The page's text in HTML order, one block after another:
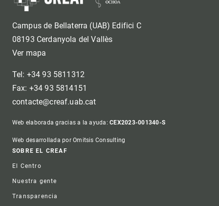
Campus de Bellaterra (UAB) Edifici C
08193 Cerdanyola del Vallès
Ver mapa
Tel: +34 93 5811312
Fax: +34 93 5814151
contacte@creaf.uab.cat
Web elaborada gracias a la ayuda:CEX2023-001340-S
Web desarrollada por Omitsis Consulting
Footer
SOBRE EL CREAF
El Centro
Nuestra gente
Transparencia